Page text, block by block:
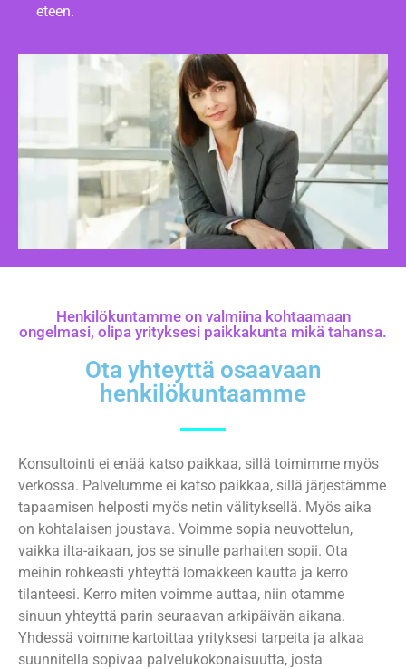
eteen.
Henkilökuntamme on valmiina kohtaamaan
ongelmasi, olipa yrityksesi paikkakunta mikä tahansa.
Ota yhteyttä osaavaan
henkilökuntaamme
Konsultointi ei enää katso paikkaa, sillä toimimme myös
verkossa. Palvelumme ei katso paikkaa, sillä järjestämme
tapaamisen helposti myös netin välityksellä. Myös aika
on kohtalaisen joustava. Voimme sopia neuvottelun,
vaikka ilta-aikaan, jos se sinulle parhaiten sopii. Ota
meihin rohkeasti yhteyttä lomakkeen kautta ja kerro
tilanteesi. Kerro miten voimme auttaa, niin otamme
sinuun yhteyttä parin seuraavan arkipäivän aikana.
Yhdessä voimme kartoittaa yrityksesi tarpeita ja alkaa
suunnitella sopivaa palvelukokonaisuutta, josta